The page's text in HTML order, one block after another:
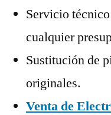
Servicio
cualquier
Sustitución de
originales.
Venta de